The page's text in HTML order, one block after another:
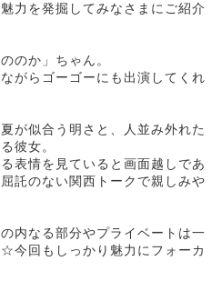
力を発掘してみなさまにご紹介
のか」ちゃん。
がらゴーゴーにも出演してくれ
が似合う明さと、人並み外れた
彼女。
表情を見ていると画面越しであ
託のない関西トークで親しみや
内なる部分やプライベートは一
今回もしっかり魅力にフォーカ